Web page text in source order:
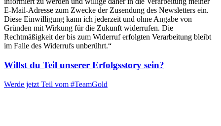
E-Mail-Adresse zum Zwecke der Zusendung des Newsletters ein.
Diese Einwilligung kann ich jederzeit und ohne Angabe von
Gründen mit Wirkung für die Zukunft widerrufen. Die
Rechtmäßigkeit der bis zum Widerruf erfolgten Verarbeitung bleibt
im Falle des Widerrufs unberührt.“
Willst du Teil unserer Erfolgsstory sein?
Werde jetzt Teil vom #TeamGold